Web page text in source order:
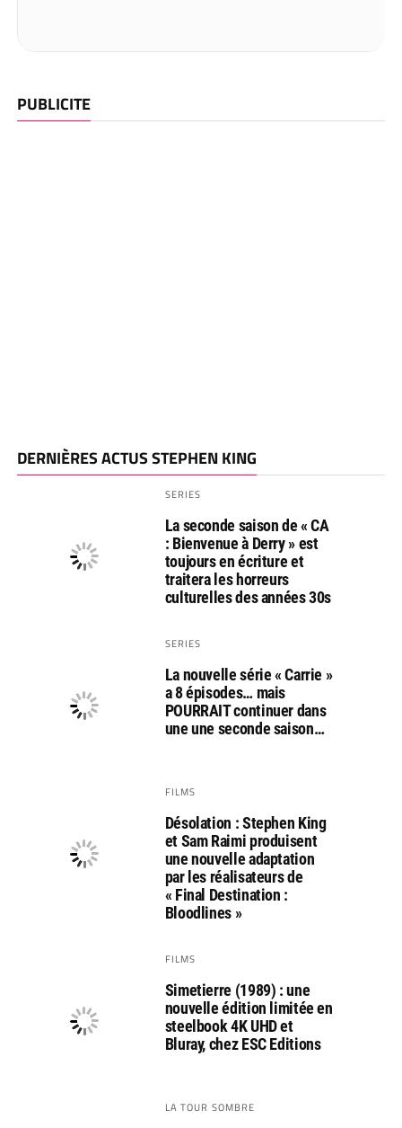
PUBLICITE
DERNIÈRES ACTUS STEPHEN KING
SERIES
La seconde saison de « CA
: Bienvenue à Derry » est
toujours en écriture et
traitera les horreurs
culturelles des années 30s
SERIES
La nouvelle série « Carrie »
a 8 épisodes… mais
POURRAIT continuer dans
une une seconde saison…
FILMS
Désolation : Stephen King
et Sam Raimi produisent
une nouvelle adaptation
par les réalisateurs de
« Final Destination :
Bloodlines »
FILMS
Simetierre (1989) : une
nouvelle édition limitée en
steelbook 4K UHD et
Bluray, chez ESC Editions
LA TOUR SOMBRE